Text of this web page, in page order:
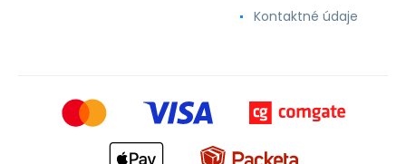
Kontaktné údaje